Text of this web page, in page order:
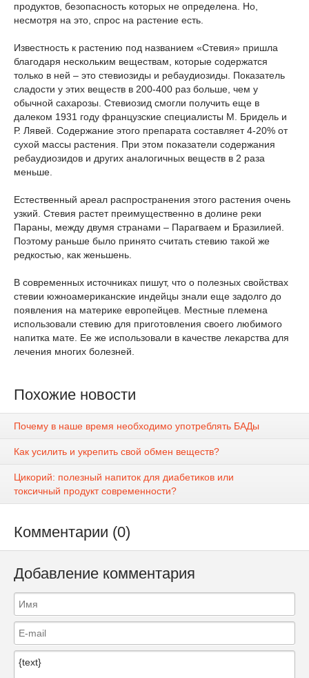
продуктов, безопасность которых не определена. Но,
несмотря на это, спрос на растение есть.
Известность к растению под названием «Стевия» пришла
благодаря нескольким веществам, которые содержатся
только в ней – это стевиозиды и ребаудиозиды. Показатель
сладости у этих веществ в 200-400 раз больше, чем у
обычной сахарозы. Стевиозид смогли получить еще в
далеком 1931 году французские специалисты М. Бридель и
Р. Лявей. Содержание этого препарата составляет 4-20% от
сухой массы растения. При этом показатели содержания
ребаудиозидов и других аналогичных веществ в 2 раза
меньше.
Естественный ареал распространения этого растения очень
узкий. Стевия растет преимущественно в долине реки
Параны, между двумя странами – Парагваем и Бразилией.
Поэтому раньше было принято считать стевию такой же
редкостью, как женьшень.
В современных источниках пишут, что о полезных свойствах
стевии южноамериканские индейцы знали еще задолго до
появления на материке европейцев. Местные племена
использовали стевию для приготовления своего любимого
напитка мате. Ее же использовали в качестве лекарства для
лечения многих болезней.
Похожие новости
Почему в наше время необходимо употреблять БАДы
Как усилить и укрепить свой обмен веществ?
Цикорий: полезный напиток для диабетиков или
токсичный продукт современности?
Комментарии (0)
Добавление комментария